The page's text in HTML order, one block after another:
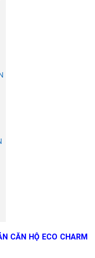
CĂN HỘ ECO CHARM